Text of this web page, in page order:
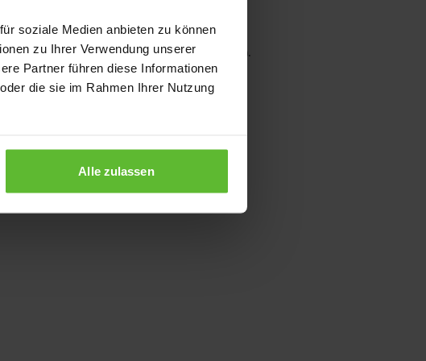
soziale Medien anbieten zu können
zu Ihrer Verwendung unserer
Partner führen diese Informationen
die sie im Rahmen Ihrer Nutzung
Alle zulassen
the browser console for more information).